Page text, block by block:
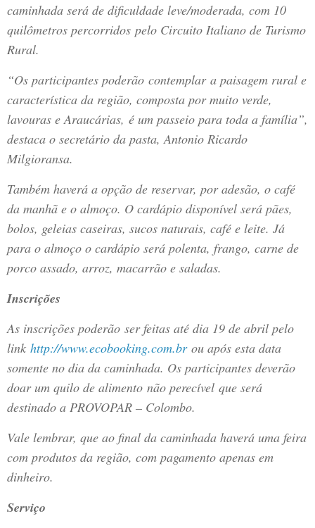
caminhada será de dificuldade leve/moderada, com 10
quilômetros percorridos pelo Circuito Italiano de Turismo
Rural.
“Os participantes poderão contemplar a paisagem rural e
característica da região, composta por muito verde,
lavouras e Araucárias, é um passeio para toda a família”,
destaca o secretário da pasta, Antonio Ricardo
Milgioransa.
Também haverá a opção de reservar, por adesão, o café
da manhã e o almoço. O cardápio disponível será pães,
bolos, geleias caseiras, sucos naturais, café e leite. Já
para o almoço o cardápio será polenta, frango, carne de
porco assado, arroz, macarrão e saladas.
Inscrições
As inscrições poderão ser feitas até dia 19 de abril pelo
link http://www.ecobooking.com.brou após esta data
somente no dia da caminhada. Os participantes deverão
doar um quilo de alimento não perecível que será
destinado a PROVOPAR – Colombo.
Vale lembrar, que ao final da caminhada haverá uma feira
com produtos da região, com pagamento apenas em
dinheiro.
Serviço